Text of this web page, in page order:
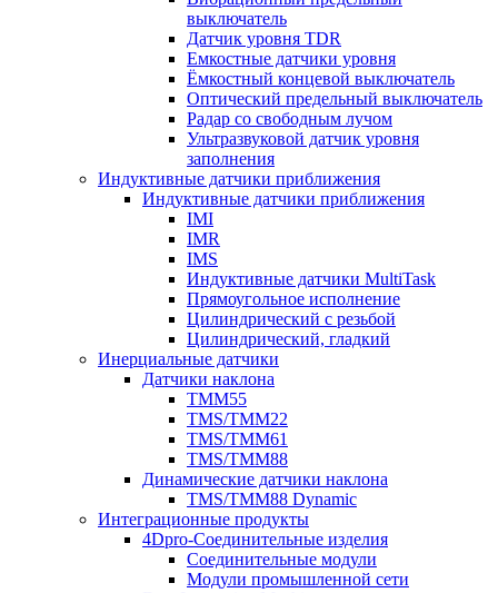
выключатель
Датчик уровня TDR
Емкостные датчики уровня
Ёмкостный концевой выключатель
Оптический предельный выключатель
Радар со свободным лучом
Ультразвуковой датчик уровня
заполнения
Индуктивные датчики приближения
Индуктивные датчики приближения
IMI
IMR
IMS
Индуктивные датчики MultiTask
Прямоугольное исполнение
Цилиндрический с резьбой
Цилиндрический, гладкий
Инерциальные датчики
Датчики наклона
TMM55
TMS/TMM22
TMS/TMM61
TMS/TMM88
Динамические датчики наклона
TMS/TMM88 Dynamic
Интеграционные продукты
4Dpro-Соединительные изделия
Соединительные модули
Модули промышленной сети